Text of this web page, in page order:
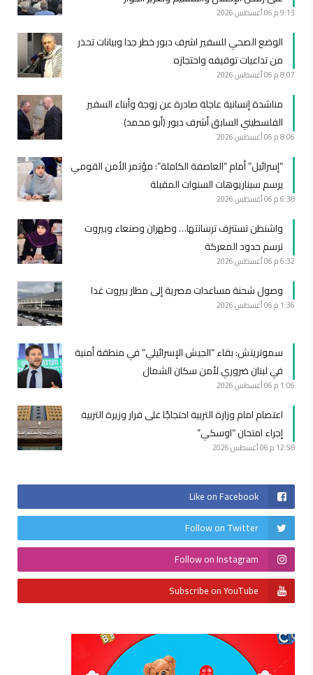
9:13 م 06 أغسطس 2026
الوضع الصحي للسفير اشرف دبور خطر جدا وبيانات تحذر
من تداعيات توقيفه واحتجازه
8:07 م 06 أغسطس 2026
مناشدة إنسانية عاجلة صادرة عن زوجة وأبناء السفير
الفلسطيني السابق أشرف دبور (أبو محمد)
8:06 م 06 أغسطس 2026
“إسرائيل” أمام “العاصفة الكاملة”: مؤتمر الأمن القومي
يرسم سيناريوهات السنوات المقبلة
6:38 م 06 أغسطس 2026
واشنطن تستنزف ترسانتها… وطهران وصنعاء وبيروت
ترسم حدود المعركة
6:32 م 06 أغسطس 2026
وصول شحنة مساعدات مصرية إلى مطار بيروت غدا
1:36 م 06 أغسطس 2026
سموتريتش: بقاء “الجيش الإسرائيلي” في منطقة أمنية
في لبنان ضروري لأمن سكان الشمال
1:06 م 06 أغسطس 2026
اعتصام امام وزارة التربية احتجاجًا على قرار وزيرة التربية
إجراء امتحان “اوسكي”
12:58 م 06 أغسطس 2026
Like on Facebook
Follow on Twitter
Follow on Instagram
Subscribe on YouTube